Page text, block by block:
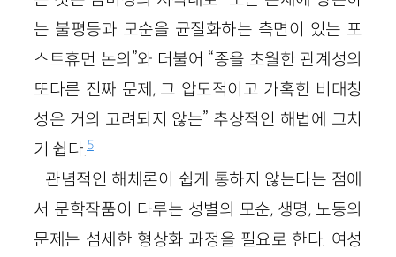
는 불평등과 모순을 균질화하는 측면이 있는 포
스트휴먼 논의”와 더불어 “종을 초월한 관계성의
또다른 진짜 문제, 그 압도적이고 가혹한 비대칭
성은 거의 고려되지 않는” 추상적인 해법에 그치
기 쉽다.5
관념적인 해체론이 쉽게 통하지 않는다는 점에
서 문학작품이 다루는 성별의 모순, 생명, 노동의
문제는 섬세한 형상화 과정을 필요로 한다. 여성